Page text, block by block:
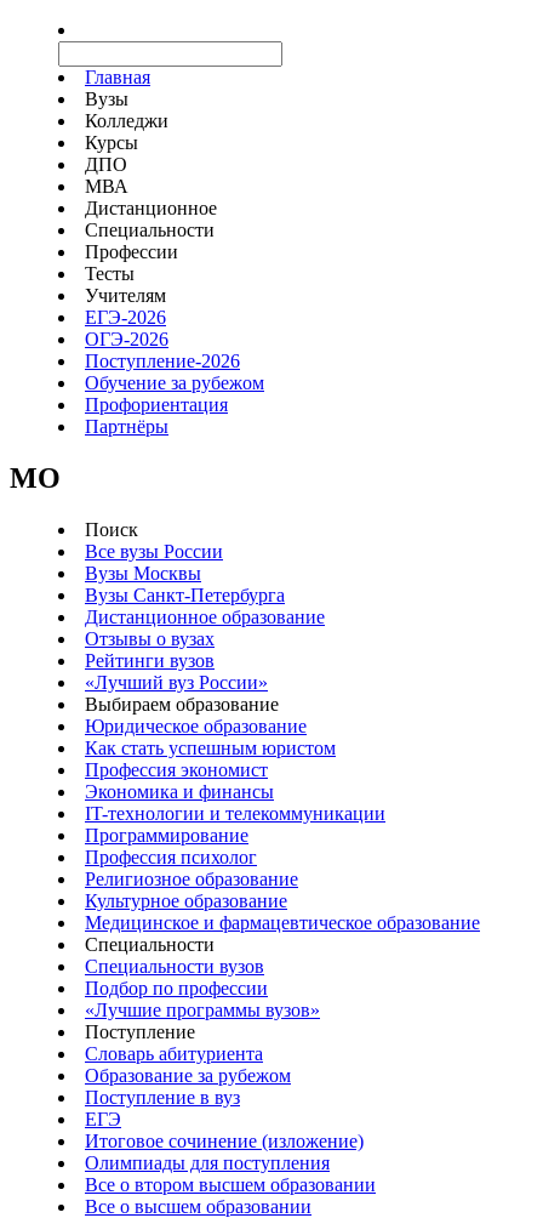
Главная
Вузы
Колледжи
Курсы
ДПО
МВА
Дистанционное
Специальности
Профессии
Тесты
Учителям
ЕГЭ-2026
ОГЭ-2026
Поступление-2026
Обучение за рубежом
Профориентация
Партнёры
MO
Поиск
Все вузы России
Вузы Москвы
Вузы Санкт-Петербурга
Дистанционное образование
Отзывы о вузах
Рейтинги вузов
«Лучший вуз России»
Выбираем образование
Юридическое образование
Как стать успешным юристом
Профессия экономист
Экономика и финансы
IT-технологии и телекоммуникации
Программирование
Профессия психолог
Религиозное образование
Культурное образование
Медицинское и фармацевтическое образование
Специальности
Специальности вузов
Подбор по профессии
«Лучшие программы вузов»
Поступление
Словарь абитуриента
Образование за рубежом
Поступление в вуз
ЕГЭ
Итоговое сочинение (изложение)
Олимпиады для поступления
Все о втором высшем образовании
Все о высшем образовании